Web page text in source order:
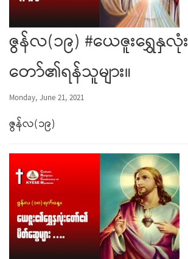
ဇွန်လ(၁၉) #ယေဇူးရွှေနှလုံး
တော်၏ရန်သူများ။
Monday, June 21, 2021
ဇွန်လ(၁၉)